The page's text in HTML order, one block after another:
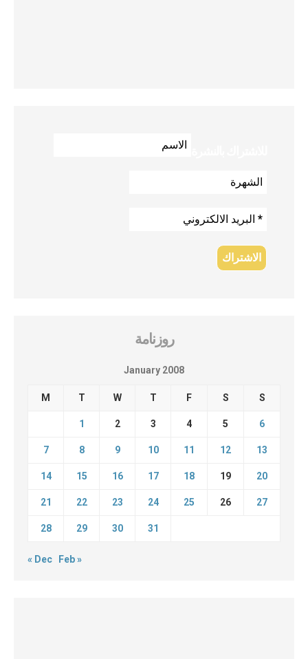
روزنامة
January 2008
M T W T F S S
1 2 3 4 5 6
7 8 9 10 11 12 13
14 15 16 17 18 19 20
21 22 23 24 25 26 27
28 29 30 31
« Dec Feb »